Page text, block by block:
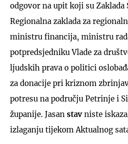
odgovor na upit koji su
Regionalna zaklada za
ministru financija, ministru
potpredsjedniku Vlade za
ljudskih prava o politici
za donacije pri kriznom
potresu na području Petrinje i
županije. Jasan stav niste
izlaganju tijekom Aktualnog